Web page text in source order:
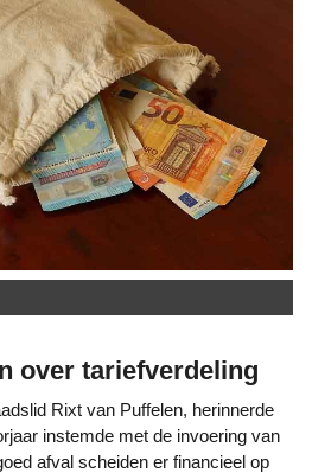
over tariefverdeling
instemde met de invoering van
afval scheiden er financieel op